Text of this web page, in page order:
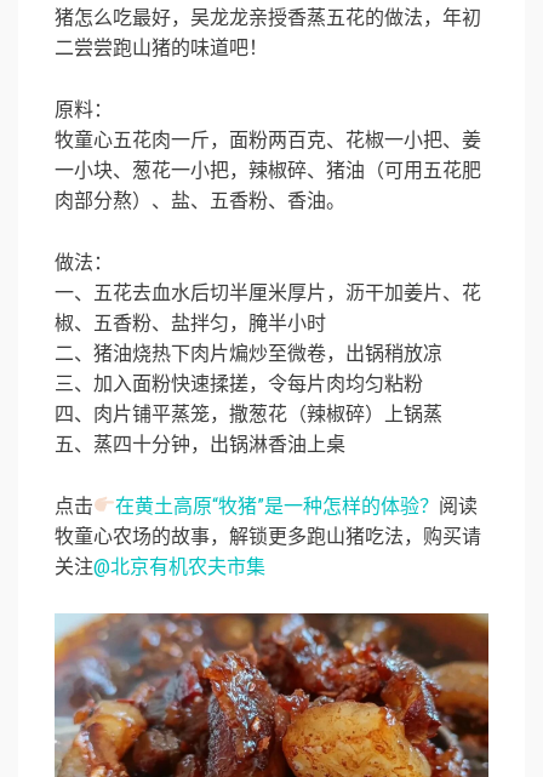
猪怎么吃最好，吴龙龙亲授香蒸五花的做法，年初
二尝尝跑山猪的味道吧！
原料：
牧童心五花肉一斤，面粉两百克、花椒一小把、姜
一小块、葱花一小把，辣椒碎、猪油（可用五花肥
肉部分熬）、盐、五香粉、香油。
做法：
一、五花去血水后切半厘米厚片，沥干加姜片、花
椒、五香粉、盐拌匀，腌半小时
二、猪油烧热下肉片煸炒至微卷，出锅稍放凉
三、加入面粉快速揉搓，令每片肉均匀粘粉
四、肉片铺平蒸笼，撒葱花（辣椒碎）上锅蒸
五、蒸四十分钟，出锅淋香油上桌
点击 在黄土高原“牧猪”是一种怎样的体验？ 阅读
牧童心农场的故事，解锁更多跑山猪吃法，购买请
关注@北京有机农夫市集